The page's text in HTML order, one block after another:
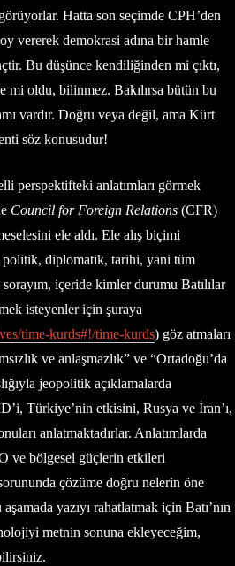
Hatta son seçimde CPH’den
vererek demokrasi adına bir hamle
Bu düşünce kendiliğinden mi çıktı,
mi oldu, bilinmez. Bakılırsa bütün bu
vardır. Doğru veya değil, ama Kürt
söz konusudur!
perspektifteki anlatımları görmek
Council for Foreign Relations (CFR)
ele aldı. Ele alış biçimi
diplomatik, tarihi, yani tüm
içeride kimler durumu Batılılar
isteyenler için şuraya
time-kurds#!/time-kurds) göz atmaları
ve anlaşmazlık” ve “Ortadoğu’da
jeopolitik açıklamalarda
Türkiye’nin etkisini, Rusya ve İran’ı,
anlatmaktadırlar. Anlatımlarda
ve bölgesel güçlerin etkileri
çözüme doğru nelerin öne
yazıyı rahatlatmak için Batı’nın
metnin sonuna ekleyeceğim,